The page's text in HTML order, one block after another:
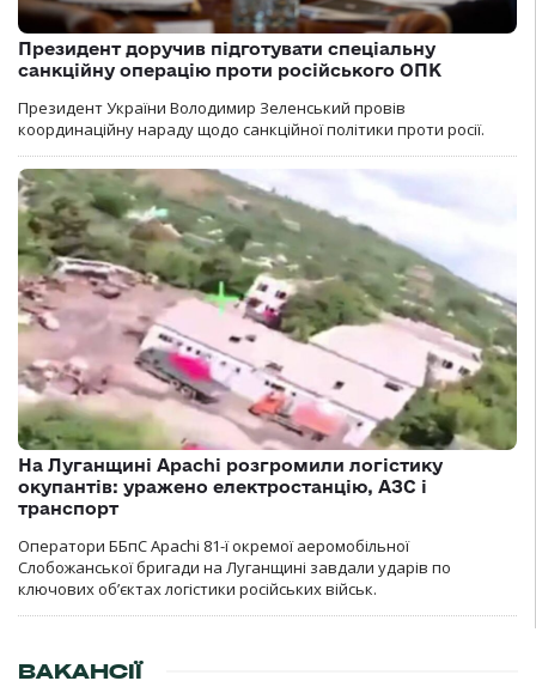
Президент доручив підготувати спеціальну
санкційну операцію проти російського ОПК
Президент України Володимир Зеленський провів
координаційну нараду щодо санкційної політики проти росії.
На Луганщині Apachi розгромили логістику
окупантів: уражено електростанцію, АЗС і
транспорт
Оператори ББпС Apachi 81-ї окремої аеромобільної
Слобожанської бригади на Луганщині завдали ударів по
ключових об’єктах логістики російських військ.
ВАКАНСІЇ